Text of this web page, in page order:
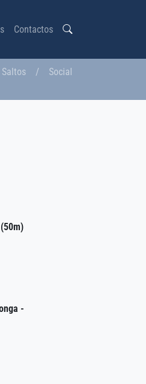
Contactos
Saltos / Social
-